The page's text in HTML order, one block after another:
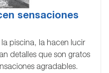
sensaciones
piscina, la hacen lucir
detalles que son gratos
agradables.